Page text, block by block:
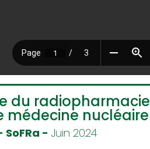
du
médecine nucléaire
SoFRa - Juin 2024